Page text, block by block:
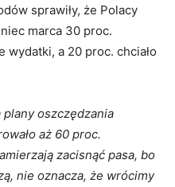
sprawiły, że Polacy
marca 30 proc.
wydatki, a 20 proc. chciało
oszczędzania
aż 60 proc.
zacisnąć pasa, bo
nie oznacza, że wrócimy